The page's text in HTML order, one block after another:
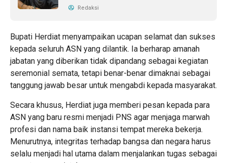
Redaksi
Bupati Herdiat menyampaikan ucapan selamat dan sukses
kepada seluruh ASN yang dilantik. Ia berharap amanah
jabatan yang diberikan tidak dipandang sebagai kegiatan
seremonial semata, tetapi benar-benar dimaknai sebagai
tanggung jawab besar untuk mengabdi kepada masyarakat.
Secara khusus, Herdiat juga memberi pesan kepada para
ASN yang baru resmi menjadi PNS agar menjaga marwah
profesi dan nama baik instansi tempat mereka bekerja.
Menurutnya, integritas terhadap bangsa dan negara harus
selalu menjadi hal utama dalam menjalankan tugas sebagai